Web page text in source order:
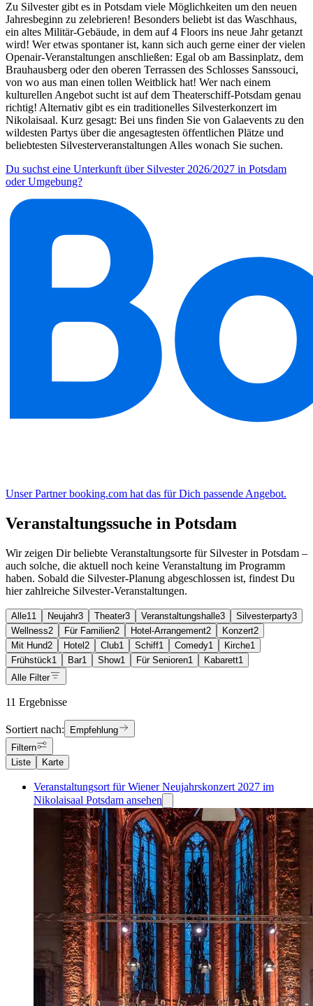
Zu Silvester gibt es in Potsdam viele Möglichkeiten um den neuen
Jahresbeginn zu zelebrieren! Besonders beliebt ist das Waschhaus,
ein altes Militär-Gebäude, in dem auf 4 Floors ins neue Jahr getanzt
wird! Wer etwas spontaner ist, kann sich auch gerne einer der vielen
Openair-Veranstaltungen anschließen: Egal ob am Bassinplatz, dem
Brauhausberg oder den oberen Terrassen des Schlosses Sanssouci,
von wo aus man einen tollen Weitblick hat! Wer nach einem
kulturellen Angebot sucht ist auf dem Theaterschiff-Potsdam genau
richtig! Alternativ gibt es ein traditionelles Silvesterkonzert im
Nikolaisaal. Kurz gesagt: Bei uns finden Sie von Galaevents zu den
wildesten Partys über die angesagtesten öffentlichen Plätze und
beliebtesten Silvesterveranstaltungen Alles wonach Sie suchen.
Du suchst eine Unterkunft über Silvester 2026/2027 in Potsdam
oder Umgebung?
Unser Partner booking.com hat das für Dich passende Angebot.
Veranstaltungssuche in Potsdam
Wir zeigen Dir beliebte Veranstaltungsorte für Silvester in Potsdam –
auch solche, die aktuell noch keine Veranstaltung im Programm
haben. Sobald die Silvester-Planung abgeschlossen ist, findest Du
hier zahlreiche Silvester-Veranstaltungen.
Alle11 Neujahr3 Theater3 Veranstaltungshalle3 Silvesterparty3
Wellness2 Für Familien2 Hotel-Arrangement2 Konzert2
Mit Hund2 Hotel 2 Club1 Schiff1 Comedy1 Kirche1
Frühstück1 Bar1 Show1 Für Senioren1 Kabarett1
Alle Filter
11 Ergebnisse
Sortiert nach:
Empfehlung
Filtern
Liste
Karte
Veranstaltungsort für Wiener Neujahrskonzert 2027 im
Nikolaisaal Potsdam ansehen